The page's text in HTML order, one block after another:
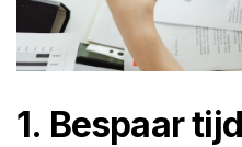
1. Bespaar